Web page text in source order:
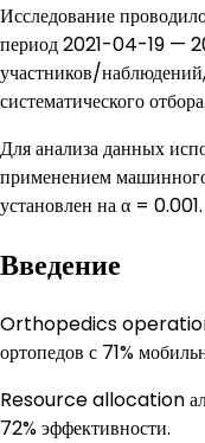
Исследование
период 2021-04-19 —
участников/
систематического отбора.
Для анализа данных
применением
установлен на α = 0.001.
Введение
Orthopedics operations
ортопедов с 71%
Resource allocation
72% эффективности.